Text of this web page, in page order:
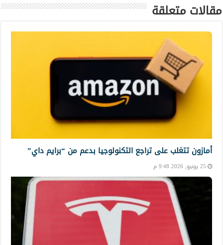
مقالات متعلقة
أمازون تتغلب على تراجع التكنولوجيا بدعم من “برايم داي”
25 يونيو, 2026 9:48 م